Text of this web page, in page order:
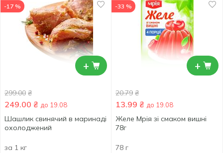
+
-17 %
299.00 ₴
249.00 ₴ до 19.08
Шашлик свинячий в маринаді
охолоджений
за 1 кг
+
-33 %
20.79 ₴
13.99 ₴ до 19.08
Желе Мрія зі смаком вишні
78г
78 г